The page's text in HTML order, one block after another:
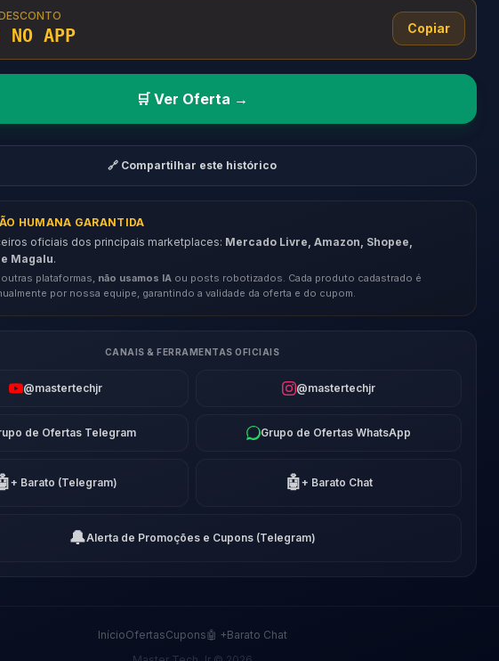
NO APP Copiar
🛒 Ver Oferta →
🔗 Compartilhar este histórico
HUMANA GARANTIDA
oficiais dos principais marketplaces: Mercado Livre, Amazon, Shopee,
Magalu.
plataformas, não usamos IA ou posts robotizados. Cada produto cadastrado é
por nossa equipe, garantindo a validade da oferta e do cupom.
CANAIS & FERRAMENTAS OFICIAIS
@mastertechjr @mastertechjr
de Ofertas Telegram Grupo de Ofertas WhatsApp
+ Barato (Telegram) 🤖+ Barato Chat
🔔Alerta de Promoções e Cupons (Telegram)
InícioOfertasCupons🤖 +Barato Chat